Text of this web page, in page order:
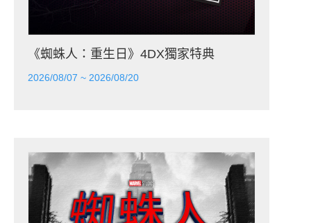
《蜘蛛人：重生日》4DX獨家特典
2026/08/07 ~ 2026/08/20